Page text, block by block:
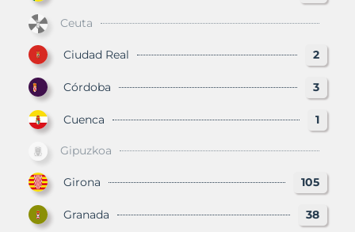
Ceuta
Ciudad Real 2
Córdoba 3
Cuenca 1
Gipuzkoa
Girona 105
Granada 38